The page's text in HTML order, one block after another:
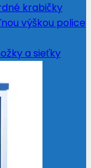
krabičky
výškou police
a sieťky